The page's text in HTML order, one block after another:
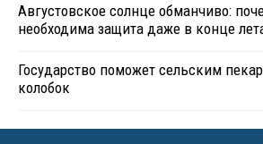
Августовское солнце обманчиво:
необходима защита даже в конце
Государство поможет сельским
колобок